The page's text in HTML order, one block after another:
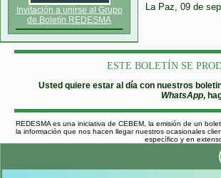
Invitación a unirse al Grupo
de Boletín REDESMA
La Paz, 09 de
ESTE BOLETÍN SE
Usted quiere estar al día con nuestros
WhatsApp,
REDESMA es una iniciativa de CEBEM, la emisión de un
la información que nos hacen llegar nuestros ocasionales
específico y en